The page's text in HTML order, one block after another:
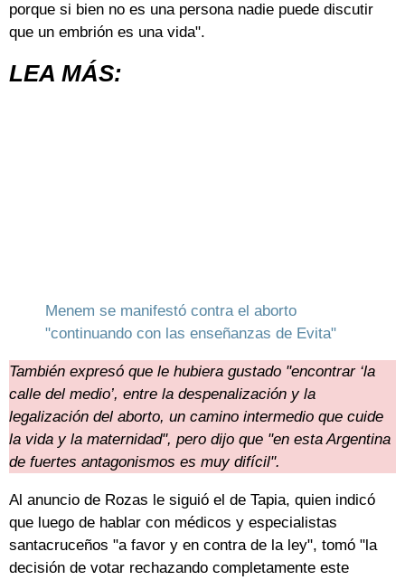
porque si bien no es una persona nadie puede discutir
que un embrión es una vida".
LEA MÁS:
Menem se manifestó contra el aborto
"continuando con las enseñanzas de Evita"
También expresó que le hubiera gustado "encontrar ‘la
calle del medio’, entre la despenalización y la
legalización del aborto, un camino intermedio que cuide
la vida y la maternidad", pero dijo que "en esta Argentina
de fuertes antagonismos es muy difícil".
Al anuncio de Rozas le siguió el de Tapia, quien indicó
que luego de hablar con médicos y especialistas
santacruceños "a favor y en contra de la ley", tomó "la
decisión de votar rechazando completamente este